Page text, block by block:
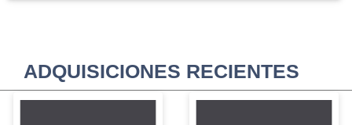
ADQUISICIONES RECIENTES